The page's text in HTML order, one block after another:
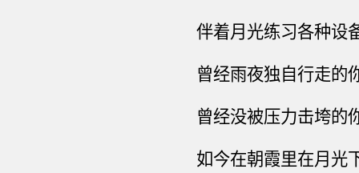
伴着月光练习各种设
曾经雨夜独自行走的
曾经没被压力击垮的
如今在朝霞里在月光